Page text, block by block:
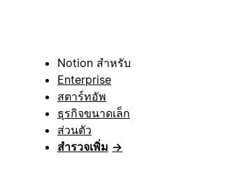
Notion สำหรับ
Enterprise
สตาร์ทอัพ
ธุรกิจขนาดเล็ก
ส่วนตัว
สำรวจเพิ่ม →